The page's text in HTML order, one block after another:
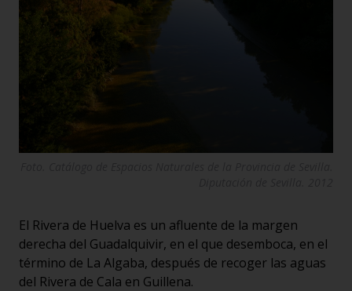
El Rivera de Huelva es un afluente de la margen
derecha del Guadalquivir, en el que desemboca, en el
término de La Algaba, después de recoger las aguas
del Rivera de Cala en Guillena.